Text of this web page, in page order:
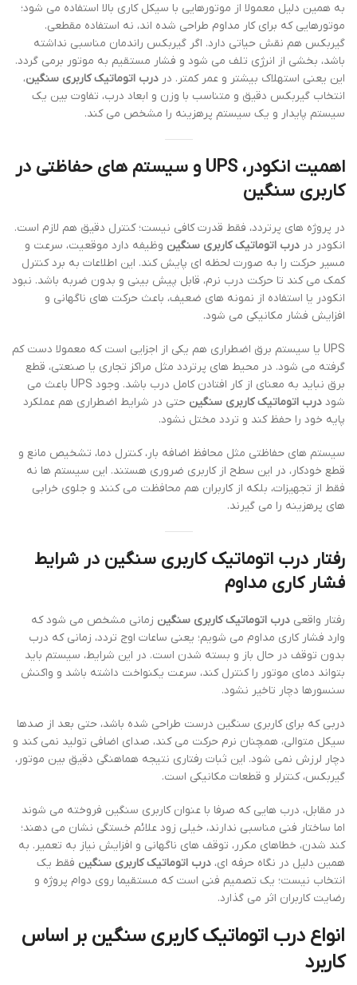
به همین دلیل معمولا از موتورهایی با سیکل کاری بالا استفاده می شود؛
موتورهایی که برای کار مداوم طراحی شده اند، نه استفاده مقطعی.
گیربکس هم نقش حیاتی دارد. اگر گیربکس راندمان مناسبی نداشته
باشد، بخشی از انرژی تلف می شود و فشار مستقیم به موتور برمی گردد.
این یعنی استهلاک بیشتر و عمر کمتر. در درب اتوماتیک کاربری سنگین،
انتخاب گیربکس دقیق و متناسب با وزن و ابعاد درب، تفاوت بین یک
سیستم پایدار و یک سیستم پرهزینه را مشخص می کند.
اهمیت انکودر، UPS و سیستم های حفاظتی در
کاربری سنگین
در پروژه های پرتردد، فقط قدرت کافی نیست؛ کنترل دقیق هم لازم است.
انکودر در درب اتوماتیک کاربری سنگین وظیفه دارد موقعیت، سرعت و
مسیر حرکت را به صورت لحظه ای پایش کند. این اطلاعات به برد کنترل
کمک می کند تا حرکت درب نرم، قابل پیش بینی و بدون ضربه باشد. نبود
انکودر یا استفاده از نمونه های ضعیف، باعث حرکت های ناگهانی و
افزایش فشار مکانیکی می شود.
UPS یا سیستم برق اضطراری هم یکی از اجزایی است که معمولا دست کم
گرفته می شود. در محیط های پرتردد مثل مراکز تجاری یا صنعتی، قطع
برق نباید به معنای از کار افتادن کامل درب باشد. وجود UPS باعث می
شود درب اتوماتیک کاربری سنگین حتی در شرایط اضطراری هم عملکرد
پایه خود را حفظ کند و تردد مختل نشود.
سیستم های حفاظتی مثل محافظ اضافه بار، کنترل دما، تشخیص مانع و
قطع خودکار، در این سطح از کاربری ضروری هستند. این سیستم ها نه
فقط از تجهیزات، بلکه از کاربران هم محافظت می کنند و جلوی خرابی
های پرهزینه را می گیرند.
رفتار درب اتوماتیک کاربری سنگین در شرایط
فشار کاری مداوم
رفتار واقعی درب اتوماتیک کاربری سنگین زمانی مشخص می شود که
وارد فشار کاری مداوم می شویم؛ یعنی ساعات اوج تردد، زمانی که درب
بدون توقف در حال باز و بسته شدن است. در این شرایط، سیستم باید
بتواند دمای موتور را کنترل کند، سرعت یکنواخت داشته باشد و واکنش
سنسورها دچار تاخیر نشود.
دربی که برای کاربری سنگین درست طراحی شده باشد، حتی بعد از صدها
سیکل متوالی، همچنان نرم حرکت می کند، صدای اضافی تولید نمی کند و
دچار لرزش نمی شود. این ثبات رفتاری نتیجه هماهنگی دقیق بین موتور،
گیربکس، کنترلر و قطعات مکانیکی است.
در مقابل، درب هایی که صرفا با عنوان کاربری سنگین فروخته می شوند
اما ساختار فنی مناسبی ندارند، خیلی زود علائم خستگی نشان می دهند؛
کند شدن، خطاهای مکرر، توقف های ناگهانی و افزایش نیاز به تعمیر. به
همین دلیل در نگاه حرفه ای، درب اتوماتیک کاربری سنگین فقط یک
انتخاب نیست؛ یک تصمیم فنی است که مستقیما روی دوام پروژه و
رضایت کاربران اثر می گذارد.
انواع درب اتوماتیک کاربری سنگین بر اساس
کاربرد